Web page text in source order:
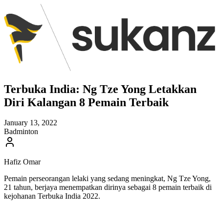
Terbuka India: Ng Tze Yong Letakkan
Diri Kalangan 8 Pemain Terbaik
January 13, 2022
Badminton
Hafiz Omar
Pemain perseorangan lelaki yang sedang meningkat, Ng Tze Yong,
21 tahun, berjaya menempatkan dirinya sebagai 8 pemain terbaik di
kejohanan Terbuka India 2022.